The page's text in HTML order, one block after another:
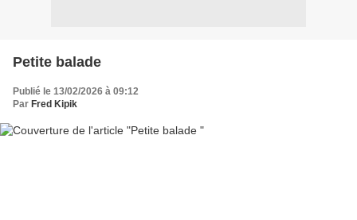
Petite balade
Publié le 13/02/2026 à 09:12
Par Fred Kipik